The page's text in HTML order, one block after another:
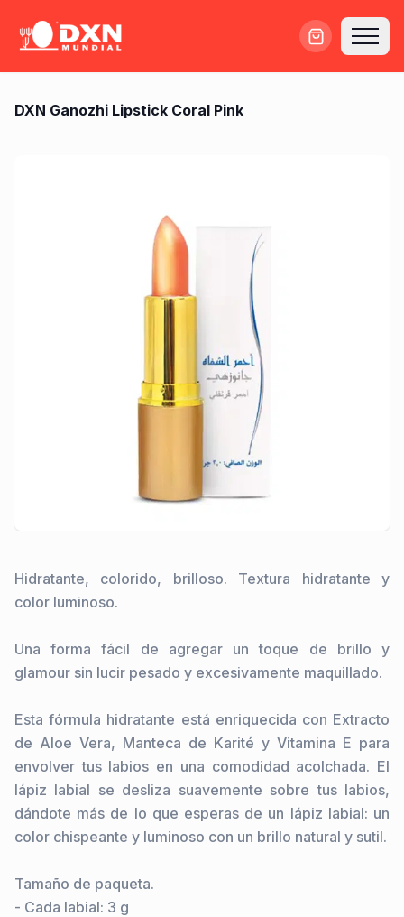
DXN Ganozhi Lipstick Coral Pink
Hidratante, colorido, brilloso. Textura hidratante y
color luminoso.
Una forma fácil de agregar un toque de brillo y
glamour sin lucir pesado y excesivamente maquillado.
Esta fórmula hidratante está enriquecida con Extracto
de Aloe Vera, Manteca de Karité y Vitamina E para
envolver tus labios en una comodidad acolchada. El
lápiz labial se desliza suavemente sobre tus labios,
dándote más de lo que esperas de un lápiz labial: un
color chispeante y luminoso con un brillo natural y sutil.
Tamaño de paqueta.
- Cada labial: 3 g